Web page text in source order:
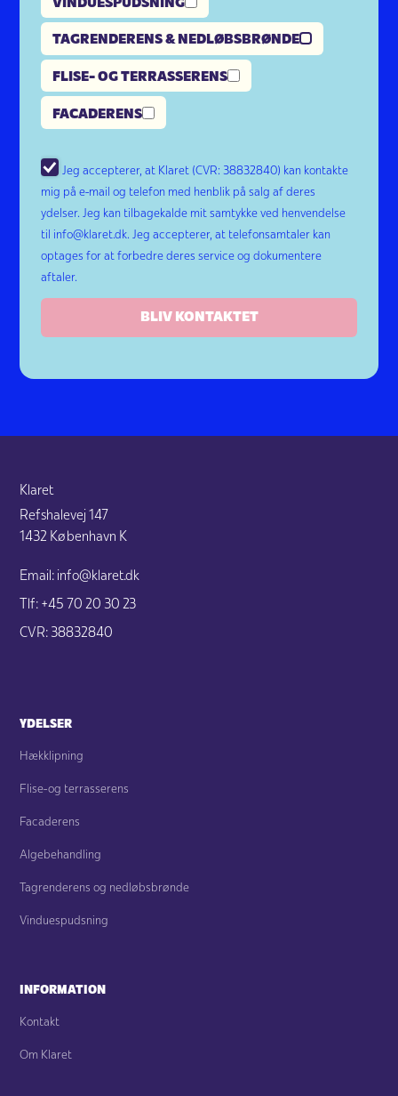
TAGRENDERENS & NEDLØBSBRØNDE
FLISE- OG TERRASSERENS
FACADERENS
Jeg accepterer, at Klaret (CVR: 38832840) kan kontakte
mig på e-mail og telefon med henblik på salg af deres
ydelser. Jeg kan tilbagekalde mit samtykke ved henvendelse
til info@klaret.dk. Jeg accepterer, at telefonsamtaler kan
optages for at forbedre deres service og dokumentere
aftaler.
Klaret
Refshalevej 147
1432 København K
Email: info@klaret.dk
Tlf: +45 70 20 30 23
CVR: 38832840
YDELSER
Hækklipning
Flise-og terrasserens
Facaderens
Algebehandling
Tagrenderens og nedløbsbrønde
Vinduespudsning
INFORMATION
Kontakt
Om Klaret